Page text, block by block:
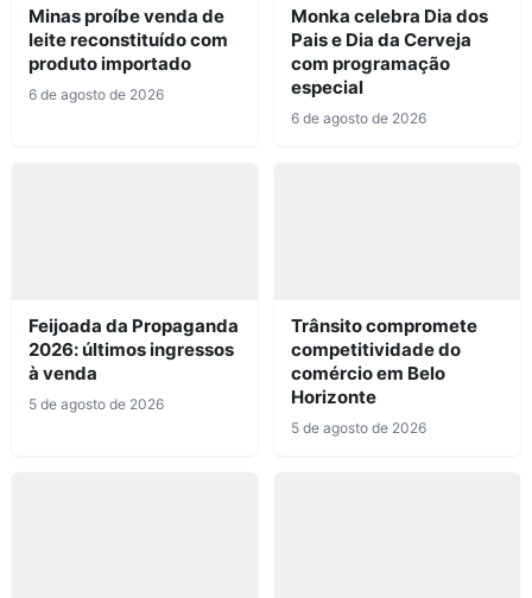
Minas proíbe venda de
leite reconstituído com
produto importado
6 de agosto de 2026
Monka celebra Dia dos
Pais e Dia da Cerveja
com programação
especial
6 de agosto de 2026
Feijoada da Propaganda
2026: últimos ingressos
à venda
5 de agosto de 2026
Trânsito compromete
competitividade do
comércio em Belo
Horizonte
5 de agosto de 2026